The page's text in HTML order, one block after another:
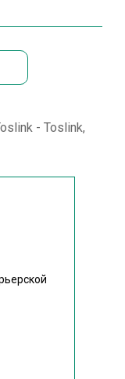
- Toslink,